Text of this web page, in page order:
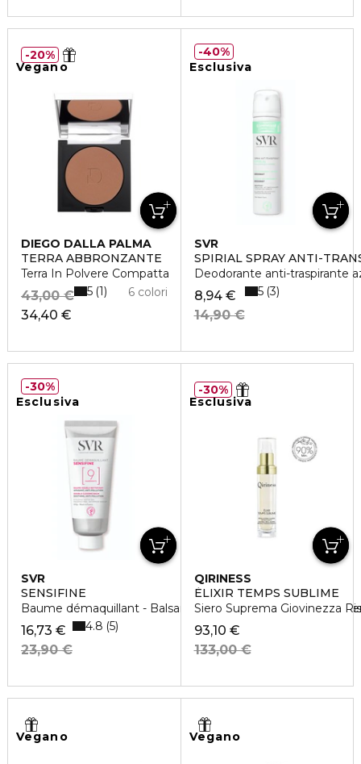
Vegano
DIEGO DALLA PALMA
TERRA ABBRONZANTE
Terra In Polvere Compatta
34,40 €
43,00 € 6 colori
5 1
20%
Esclusiva
SVR
SPIRIAL SPRAY ANTI-
Deodorante anti-traspirante
8,94 €
14,90 €
5 3
40%
Esclusiva
SVR
SENSIFINE
Baume démaquillant - Balsamo detergente doppia azione
16,73 €
23,90 €
4.8 5
30%
Esclusiva
QIRINESS
ÈLIXIR TEMPS SUBLIME
Siero Suprema Giovinezza
93,10 €
133,00 €
30%
Vegano Vegano